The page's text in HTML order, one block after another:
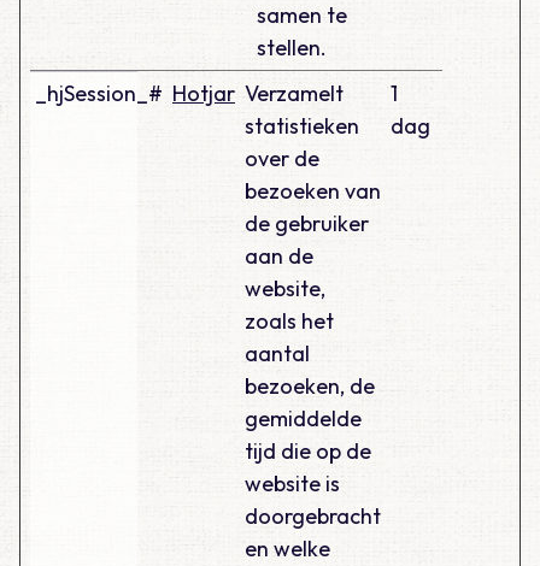
samen te
stellen.
_hjSession_# Hotjar Verzamelt
statistieken
over de
bezoeken van
de gebruiker
aan de
website,
zoals het
aantal
bezoeken, de
gemiddelde
tijd die op de
website is
doorgebracht
en welke
1
dag